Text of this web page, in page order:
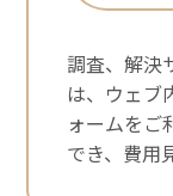
調査、解決
は、ウェブ
ォームをご
でき、費用